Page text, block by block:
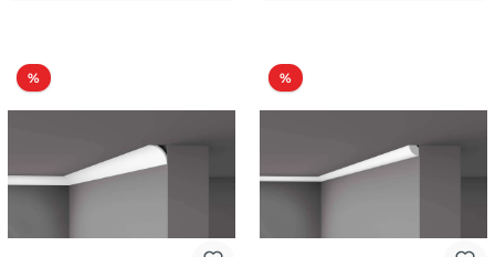
%Rabatt %Rabatt